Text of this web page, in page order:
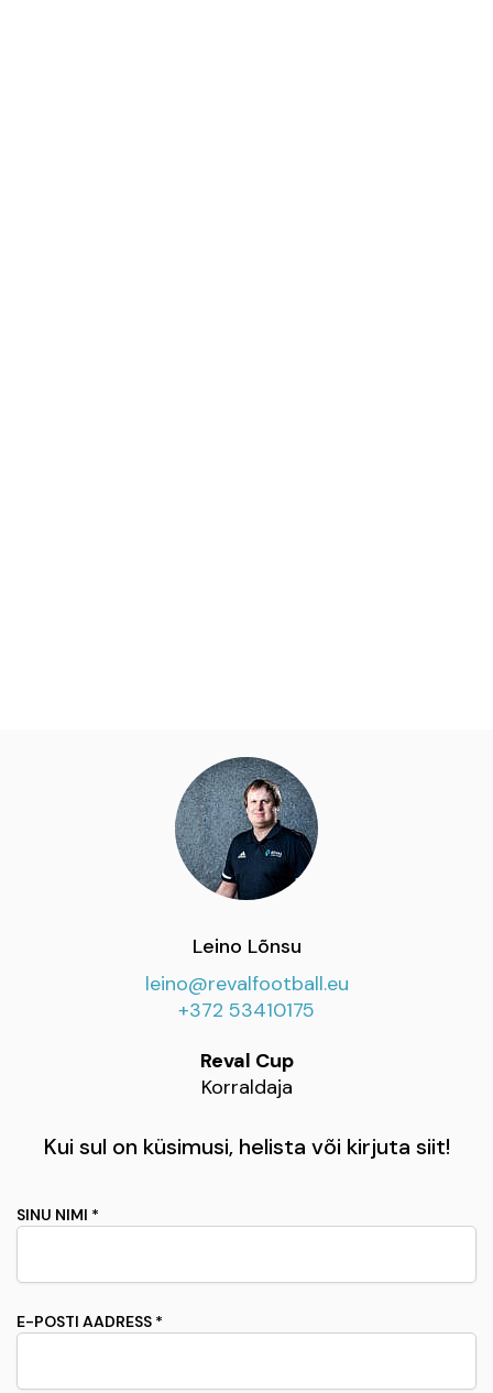
Leino Lõnsu
leino@revalfootball.eu
+372 53410175
Reval Cup
Korraldaja
Kui sul on küsimusi, helista või kirjuta siit!
SINU NIMI *
E-POSTI AADRESS *